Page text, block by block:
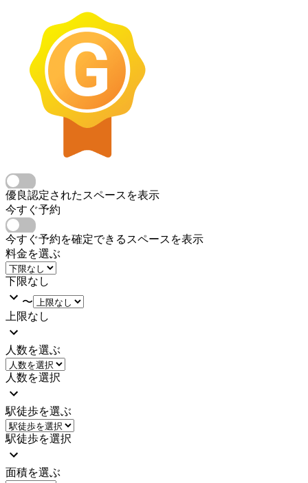
優良認定されたスペースを表示
今すぐ予約
今すぐ予約を確定できるスペースを表示
料金を選ぶ
下限なし
〜
上限なし
人数を選ぶ
人数を選択
駅徒歩を選ぶ
駅徒歩を選択
面積を選ぶ